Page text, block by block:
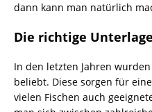
dann kann man natürlich
Die richtige Unterlage
In den letzten Jahren
beliebt. Diese sorgen für
vielen Fischen auch